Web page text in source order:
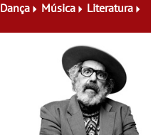
família e muito mais
Dança Música
Literatura